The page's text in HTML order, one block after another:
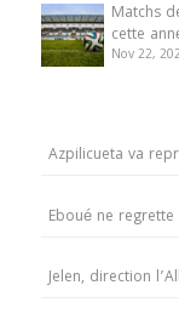
Matchs
cette
Nov 22,
Azpilicueta va
Eboué ne
Jelen, direction